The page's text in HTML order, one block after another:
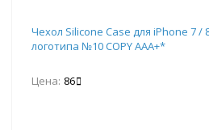
Чехол Silicone Case для iPhone 7 /
логотипа №10 COPY AAA+*
Цена: 86